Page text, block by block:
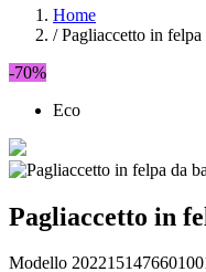
Home
/ Pagliaccetto in
-70%
Eco
Pagliaccetto in
Modello